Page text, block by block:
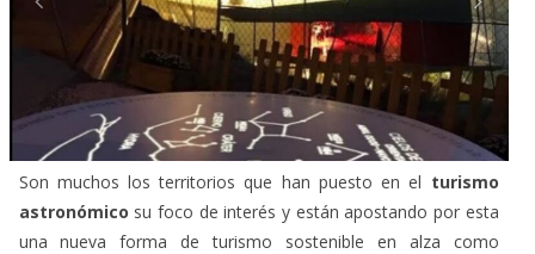
Son muchos los territorios que han puesto en el turismo
astronómico su foco de interés y están apostando por esta
una nueva forma de turismo sostenible en alza como